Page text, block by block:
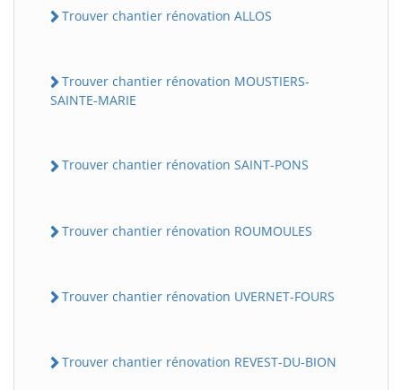
Trouver chantier rénovation ALLOS
Trouver chantier rénovation MOUSTIERS-
SAINTE-MARIE
Trouver chantier rénovation SAINT-PONS
Trouver chantier rénovation ROUMOULES
Trouver chantier rénovation UVERNET-FOURS
Trouver chantier rénovation REVEST-DU-BION